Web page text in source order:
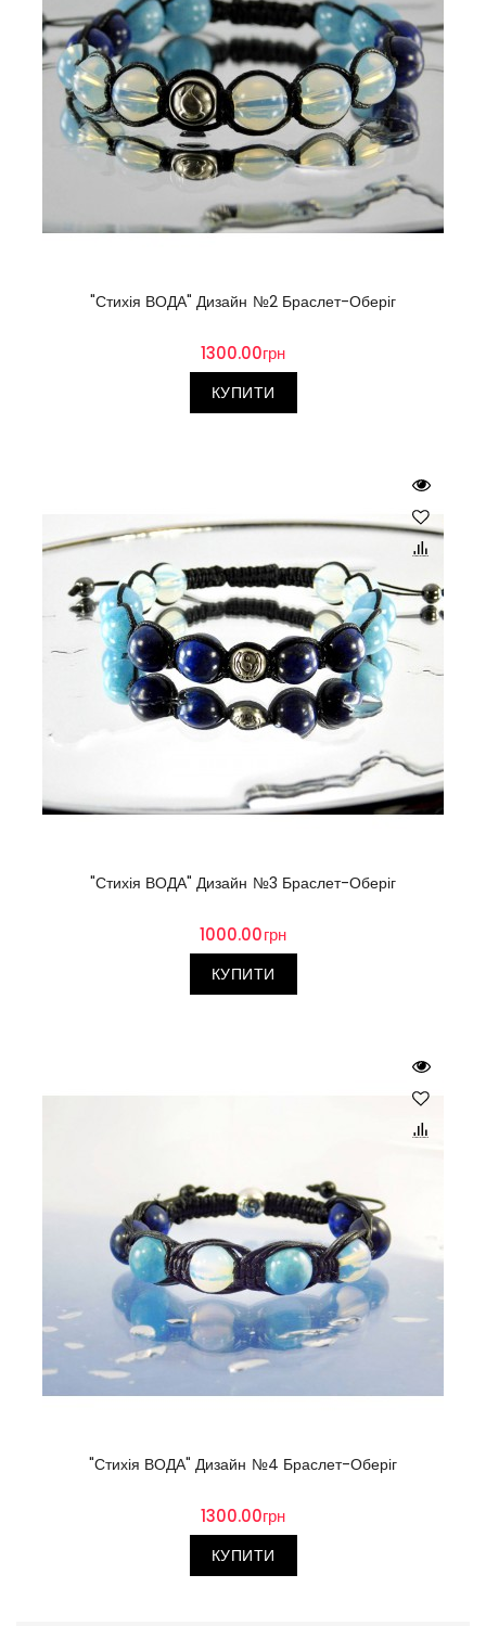
"Стихія ВОДА" Дизайн №2 Браслет-Оберіг
1300.00грн
КУПИТИ
"Стихія ВОДА" Дизайн №3 Браслет-Оберіг
1000.00грн
КУПИТИ
"Стихія ВОДА" Дизайн №4 Браслет-Оберіг
1300.00грн
КУПИТИ